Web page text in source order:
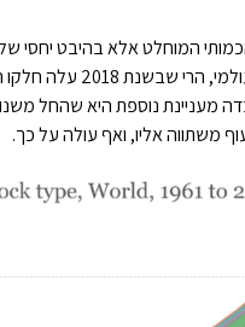
המוחלט אלא בהיבט יחסי
וירד מ-40.8% ל- 20.7% בלבד. עובדה